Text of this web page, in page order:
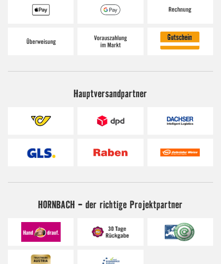
Hauptversandpartner
HORNBACH - der richtige Projektpartner